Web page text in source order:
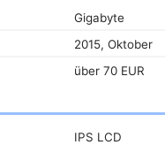
Gigabyte
2015, Oktober
über 70 EUR
IPS LCD